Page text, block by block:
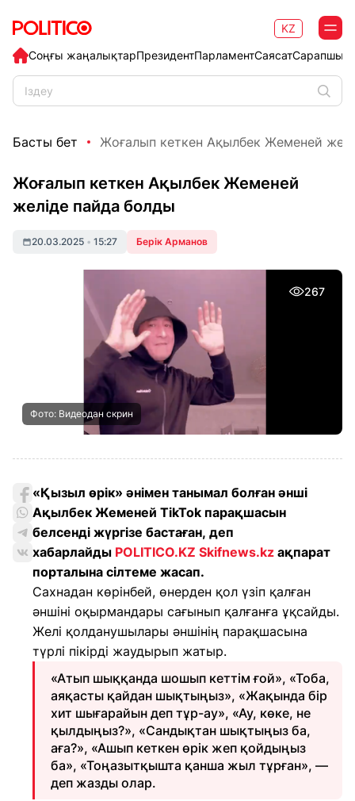
Соңғы жаңалықтарПрезидентПарламентСаясат
KZ
Басты бет Жоғалып кеткен Ақылбек Жеменей
Жоғалып кеткен Ақылбек Жеменей
желіде пайда болды
20.03.2025 • 15:27 Берік Арманов
267
Фото: Видеодан скрин
«Қызыл өрік» әнімен танымал болған әнші
Ақылбек Жеменей TikTok парақшасын
белсенді жүргізе бастаған, деп
хабарлайды POLITICO.KZ Skifnews.kz ақпарат
порталына сілтеме жасап.
Сахнадан көрінбей, өнерден қол үзіп қалған
әншіні оқырмандары сағынып қалғанға ұқсайды.
Желі қолданушылары әншінің парақшасына
түрлі пікірді жаудырып жатыр.
«Атып шыққанда шошып кеттім ғой», «Тоба,
аяқасты қайдан шықтыңыз», «Жақында бір
хит шығарайын деп тұр-ау», «Ау, көке, не
қылдыңыз?», «Сандықтан шықтыңыз ба,
аға?», «Ашып кеткен өрік жеп қойдыңыз
ба», «Тоңазытқышта қанша жыл тұрған», —
деп жазды олар.